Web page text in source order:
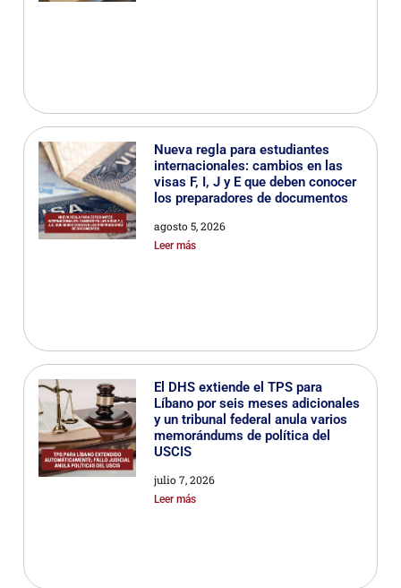
Nueva regla para estudiantes
internacionales: cambios en las
visas F, I, J y E que deben conocer
los preparadores de documentos
agosto 5, 2026
Leer más
El DHS extiende el TPS para
Líbano por seis meses adicionales
y un tribunal federal anula varios
memorándums de política del
USCIS
julio 7, 2026
Leer más